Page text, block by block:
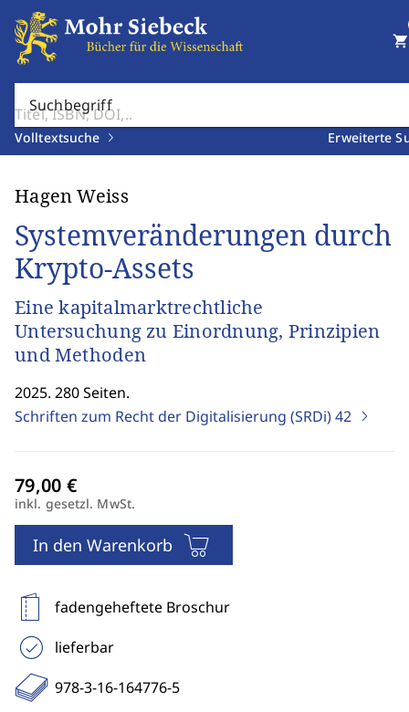
Suchbegriff
Volltextsuche Erweiterte
shopping_cart
Hagen Weiss
Systemveränderungen durch
Krypto-Assets
Eine kapitalmarktrechtliche
Untersuchung zu Einordnung, Prinzipien
und Methoden
2025. 280 Seiten.
Schriften zum Recht der Digitalisierung (SRDi)42
inkl. gesetzl. MwSt.
In den Warenkorb
fadengeheftete Broschur
lieferbar
978-3-16-164776-5